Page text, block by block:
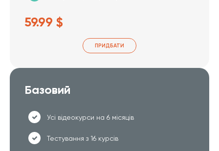
59.99 $
ПРИДБАТИ
Базовий
Усі відеокурси на 6 місяців
Тестування з 16 курсів